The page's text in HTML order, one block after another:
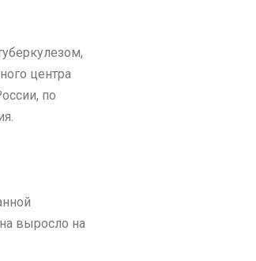
центра
по
выросло на